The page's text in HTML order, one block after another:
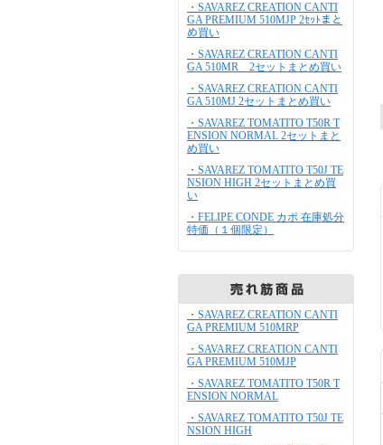
・SAVAREZ CREATION CANTI
GA PREMIUM 510MJP 2ｾｯﾄまと
め買い
・SAVAREZ CREATION CANTI
GA 510MR 2セットまとめ買い
・SAVAREZ CREATION CANTI
GA 510MJ 2セットまとめ買い
・SAVAREZ TOMATITO T50R T
ENSION NORMAL 2セットまと
め買い
・SAVAREZ TOMATITO T50J TE
NSION HIGH 2セットまとめ買
い
・FELIPE CONDE カポ 在庫処分
特価（１個限定）
・SAVAREZ CREATION CANTI
GA PREMIUM 510MRP
・SAVAREZ CREATION CANTI
GA PREMIUM 510MJP
・SAVAREZ TOMATITO T50R T
ENSION NORMAL
・SAVAREZ TOMATITO T50J TE
NSION HIGH